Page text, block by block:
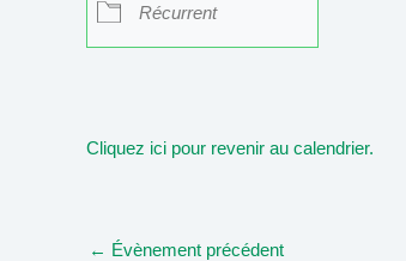
Récurrent
Cliquez ici pour revenir au calendrier.
← Évènement précédent